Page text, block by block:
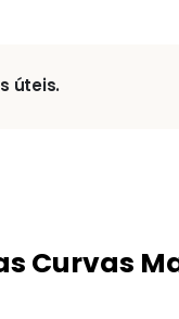
úteis.
Curvas